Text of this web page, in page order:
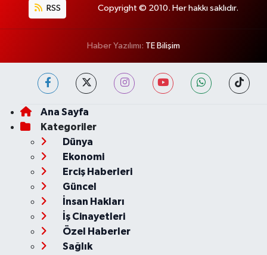
RSS Copyright © 2010. Her hakkı saklıdır.
Haber Yazılımı: TE Bilişim
Ana Sayfa
Kategoriler
Dünya
Ekonomi
Erciş Haberleri
Güncel
İnsan Hakları
İş Cinayetleri
Özel Haberler
Sağlık